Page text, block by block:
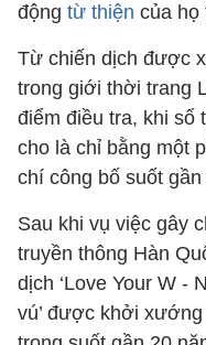
động từ thiện của họ
Từ chiến dịch được
trong giới thời trang
điểm điều tra, khi số
cho là chỉ bằng một
chí công bố suốt
Sau khi vụ việc gây
truyền thông Hàn
dịch ‘Love Your W -
vú’ được khởi